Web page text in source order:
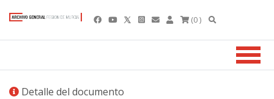
(0 )
Detalle del documento